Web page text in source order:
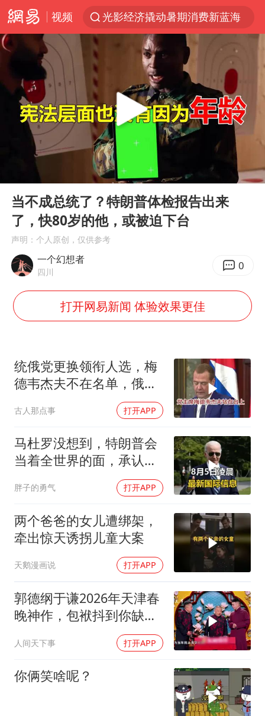
视频
光影经济撬动暑期消费新蓝海
多家A股公司收到美国关税退款
“不怕六爷挂得多 就怕六爷挂一颗”
直击东北超：哈尔滨vs通辽
香港宏福苑火灾或由烟头引起
白海豚将正面袭击贯穿浙江
几元成本的AI广告导致千万市值蒸发
浙江台州《告全体市民书》
梁家辉：到内地拍戏不是北上是回归
酒店回应车内过夜被收150元
梁家辉百花奖演讲落泪
人民的健康、体质、幸福一脉相承
Play
00:00
当不成总统了？特朗普体检报告出来
了，快80岁的他，或被迫下台
声明：个人原创，仅供参考
一个幻想者
四川 0
打开网易新闻 体验效果更佳
统俄党更换领衔人选，梅
德韦杰夫不在名单，俄政
坛释放出什么信号？
古人那点事 打开APP
马杜罗没想到，特朗普会
当着全世界的面，承认一
胖子的勇气 打开APP
两个爸爸的女儿遭绑架，
牵出惊天诱拐儿童大案
天鹅漫画说 打开APP
郭德纲于谦2026年天津春
晚神作，包袱抖到你缺氧
人间天下事 打开APP
你俩笑啥呢？